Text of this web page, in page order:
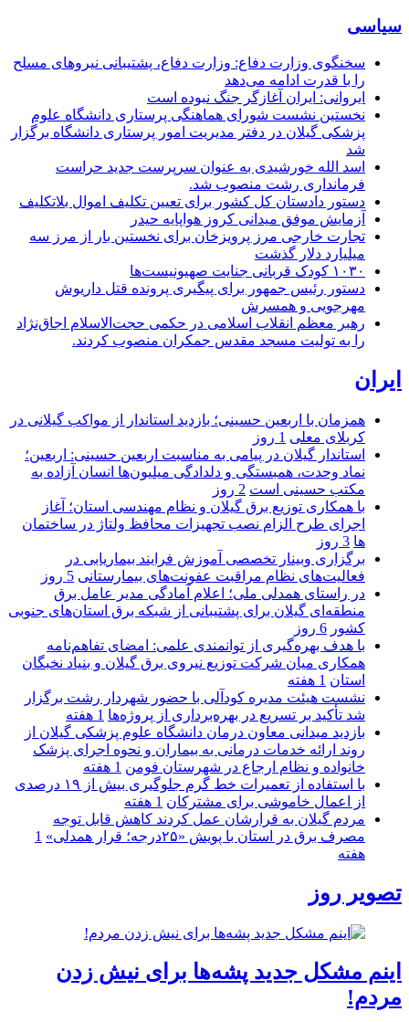
سیاسی
سخنگوی وزارت دفاع: وزارت دفاع، پشتیبانی نیرو‌های مسلح
را با قدرت ادامه می‌دهد
ایروانی: ایران آغازگر جنگ نبوده است
نخستین نشست شورای هماهنگی پرستاری دانشگاه علوم
پزشکی گیلان در دفتر مدیریت امور پرستاری دانشگاه برگزار
شد
اسد الله خورشیدی به عنوان سرپرست جدید حراست
فرمانداری رشت منصوب شد.
دستور دادستان کل کشور برای تعیین تکلیف اموال بلاتکلیف
آزمایش موفق میدانی کروز هواپایه حیدر
تجارت خارجی مرز پرویزخان برای نخستین بار از مرز سه
میلیارد دلار گذشت
۱۰۳۰ کودک قربانی جنایت صهیونیست‌ها
دستور رئیس جمهور برای پیگیری پرونده قتل داریوش
مهرجویی و همسرش
رهبر معظم انقلاب اسلامی در حکمی حجت‌الاسلام اجاق‌نژاد
را به تولیت مسجد مقدس جمکران منصوب کردند.
ایران
همزمان با اربعین حسینی؛ بازدید استاندار از مواکب گیلانی در
کربلای معلی 1 روز
استاندار گیلان در پیامی به مناسبت اربعین حسینی: اربعین؛
نماد وحدت، همبستگی و دلدادگی میلیون‌ها انسان آزاده به
مکتب حسینی است 2 روز
با همکاری توزیع برق گیلان و نظام مهندسی استان؛ آغاز
اجرای طرح الزام نصب تجهیزات محافظ ولتاژ در ساختمان
ها 3 روز
برگزاری وبینار تخصصی آموزش فرایند بیماریابی در
فعالیت‌های نظام مراقبت عفونت‌های بیمارستانی 5 روز
در راستای همدلی ملی؛ اعلام آمادگی مدیر عامل برق
منطقه‌ای گیلان برای پشتیبانی از شبكه برق استان‌های جنوبی
كشور 6 روز
با هدف بهره‌گیری از توانمندی علمی: امضای تفاهم‌نامه
همكاری میان شركت توزیع نیروی برق گیلان و بنیاد نخبگان
استان 1 هفته
نشست هیئت مدیره کودآلی با حضور شهردار رشت برگزار
شد تأکید بر تسریع در بهره‌برداری از پروژه‌ها 1 هفته
بازدید میدانی معاون درمان دانشگاه علوم پزشکی گیلان از
روند ارائه خدمات درمانی به بیماران و نحوه اجرای پزشک
خانواده و نظام ارجاع در شهرستان فومن 1 هفته
با استفاده از تعمیرات خط گرم جلوگیری بیش از ۱۹ درصدی
از اعمال خاموشی برای مشتركان 1 هفته
مردم گیلان به قرارشان عمل کردند كاهش قابل توجه
مصرف برق در استان با پویش «۲۵درجه؛ قرار همدلی»
1
هفته
تصویر روز
اینم مشکل جدید پشه‌ها برای نیش زدن
مردم!